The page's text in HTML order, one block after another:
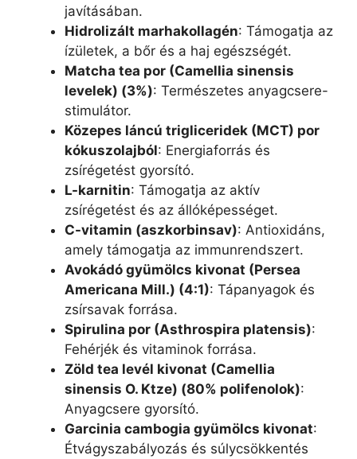
javításában.
Hidrolizált marhakollagén: Támogatja az
ízületek, a bőr és a haj egészségét.
Matcha tea por (Camellia sinensis
levelek) (3%): Természetes anyagcsere-
stimulátor.
Közepes láncú trigliceridek (MCT) por
kókuszolajból: Energiaforrás és
zsírégetést gyorsító.
L-karnitin: Támogatja az aktív
zsírégetést és az állóképességet.
C-vitamin (aszkorbinsav): Antioxidáns,
amely támogatja az immunrendszert.
Avokádó gyümölcs kivonat (Persea
Americana Mill.) (4:1): Tápanyagok és
zsírsavak forrása.
Spirulina por (Asthrospira platensis):
Fehérjék és vitaminok forrása.
Zöld tea levél kivonat (Camellia
sinensis O. Ktze) (80% polifenolok):
Anyagcsere gyorsító.
Garcinia cambogia gyümölcs kivonat:
Étvágyszabályozás és súlycsökkentés